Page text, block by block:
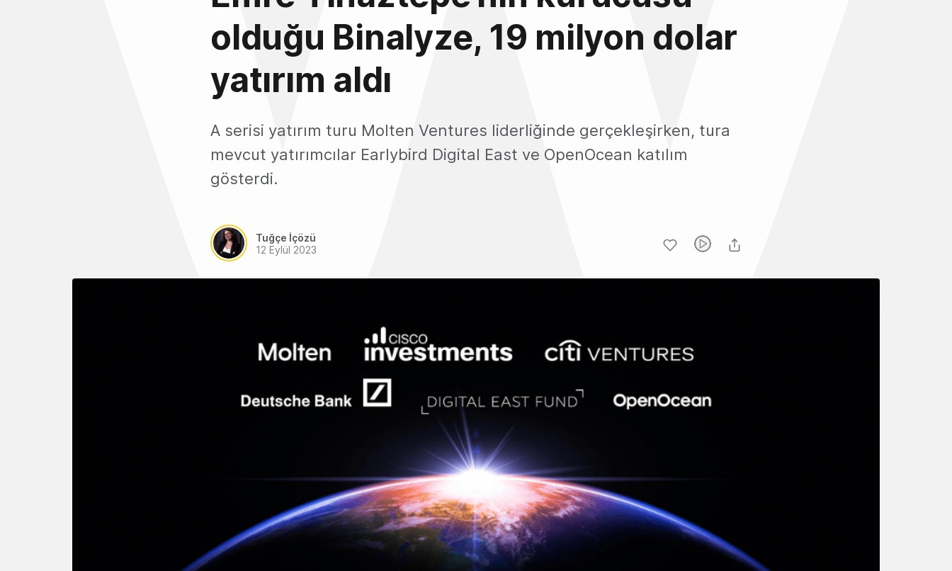
olduğu Binalyze, 19 milyon dolar
yatırım aldı
A serisi yatırım turu Molten Ventures liderliğinde gerçekleşirken, tura
mevcut yatırımcılar Earlybird Digital East ve OpenOcean katılım
gösterdi.
Tuğçe İçözü
12 Eylül 2023